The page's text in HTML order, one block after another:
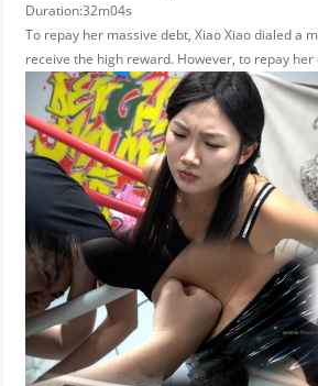
Duration:32m04s
To repay her massive debt, Xiao Xiao dialed a
receive the high reward. However, to repay her